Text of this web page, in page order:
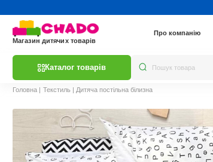
Магазин дитячих товарів
Про компанію
Каталог товарів
Головна | Текстиль | Дитяча постільна білизна